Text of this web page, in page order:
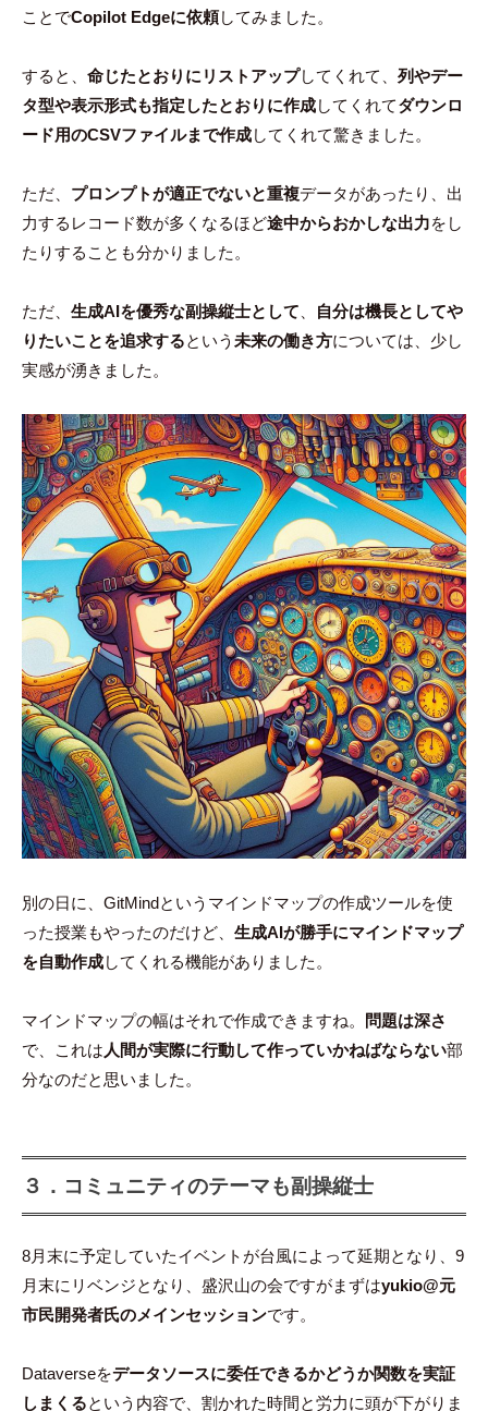
ことでCopilot Edgeに依頼してみました。
すると、 命じたとおりにリストアップしてくれて、 列やデー
タ型や表示形式も指定したとおりに作成してくれてダウンロ
ード用のCSVファイルまで作成してくれて驚きました。
ただ、 プロンプトが適正でないと重複データがあったり、出
力するレコード数が多くなるほど途中からおかしな出力をし
たりすることも分かりました。
ただ、 生成AIを優秀な副操縦士として
自分は機長としてや
りたいことを追求するという 未来の働き方については、少し
実感が湧きました。
別の日に、GitMindというマインドマップの作成ツールを使
った授業もやったのだけど、 生成AIが勝手にマインドマップ
を自動作成してくれる機能がありました。
マインドマップの幅はそれで作成できますね。
問題は深さ
で、これは 人間が実際に行動して作っていかねばならない部
分なのだと思いました。
３．コミュニティのテーマも副操縦士
8月末に予定していたイベントが台風によって延期となり、9
月末にリベンジとなり、盛沢山の会ですがまずはyukio@元
市民開発者氏のメインセッションです。
Dataverseをデータソースに委任できるかどうか関数を実証
しまくるという内容で、割かれた時間と労力に頭が下がりま